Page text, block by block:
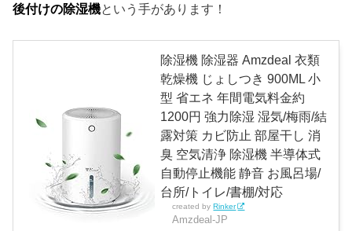
後付けの除湿機という手があります！
除湿機 除湿器 Amzdeal 衣類
乾燥機 じょしつき 900ML 小
型 省エネ 年間電気料金約
1200円 強力除湿 湿気/梅雨/結
露対策 カビ防止 部屋干し 消
臭 空気清浄 除湿機 半導体式
自動停止機能 静音 お風呂場/
台所/トイレ/書棚/対応
created byRinker
Amzdeal-JP